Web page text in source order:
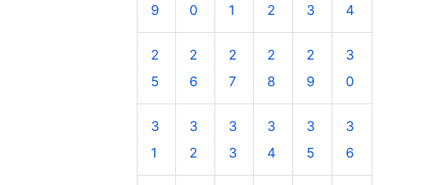
9
0
1
2
3
4
2
5
2
6
2
7
2
8
2
9
3
0
3
1
3
2
3
3
3
4
3
5
3
6